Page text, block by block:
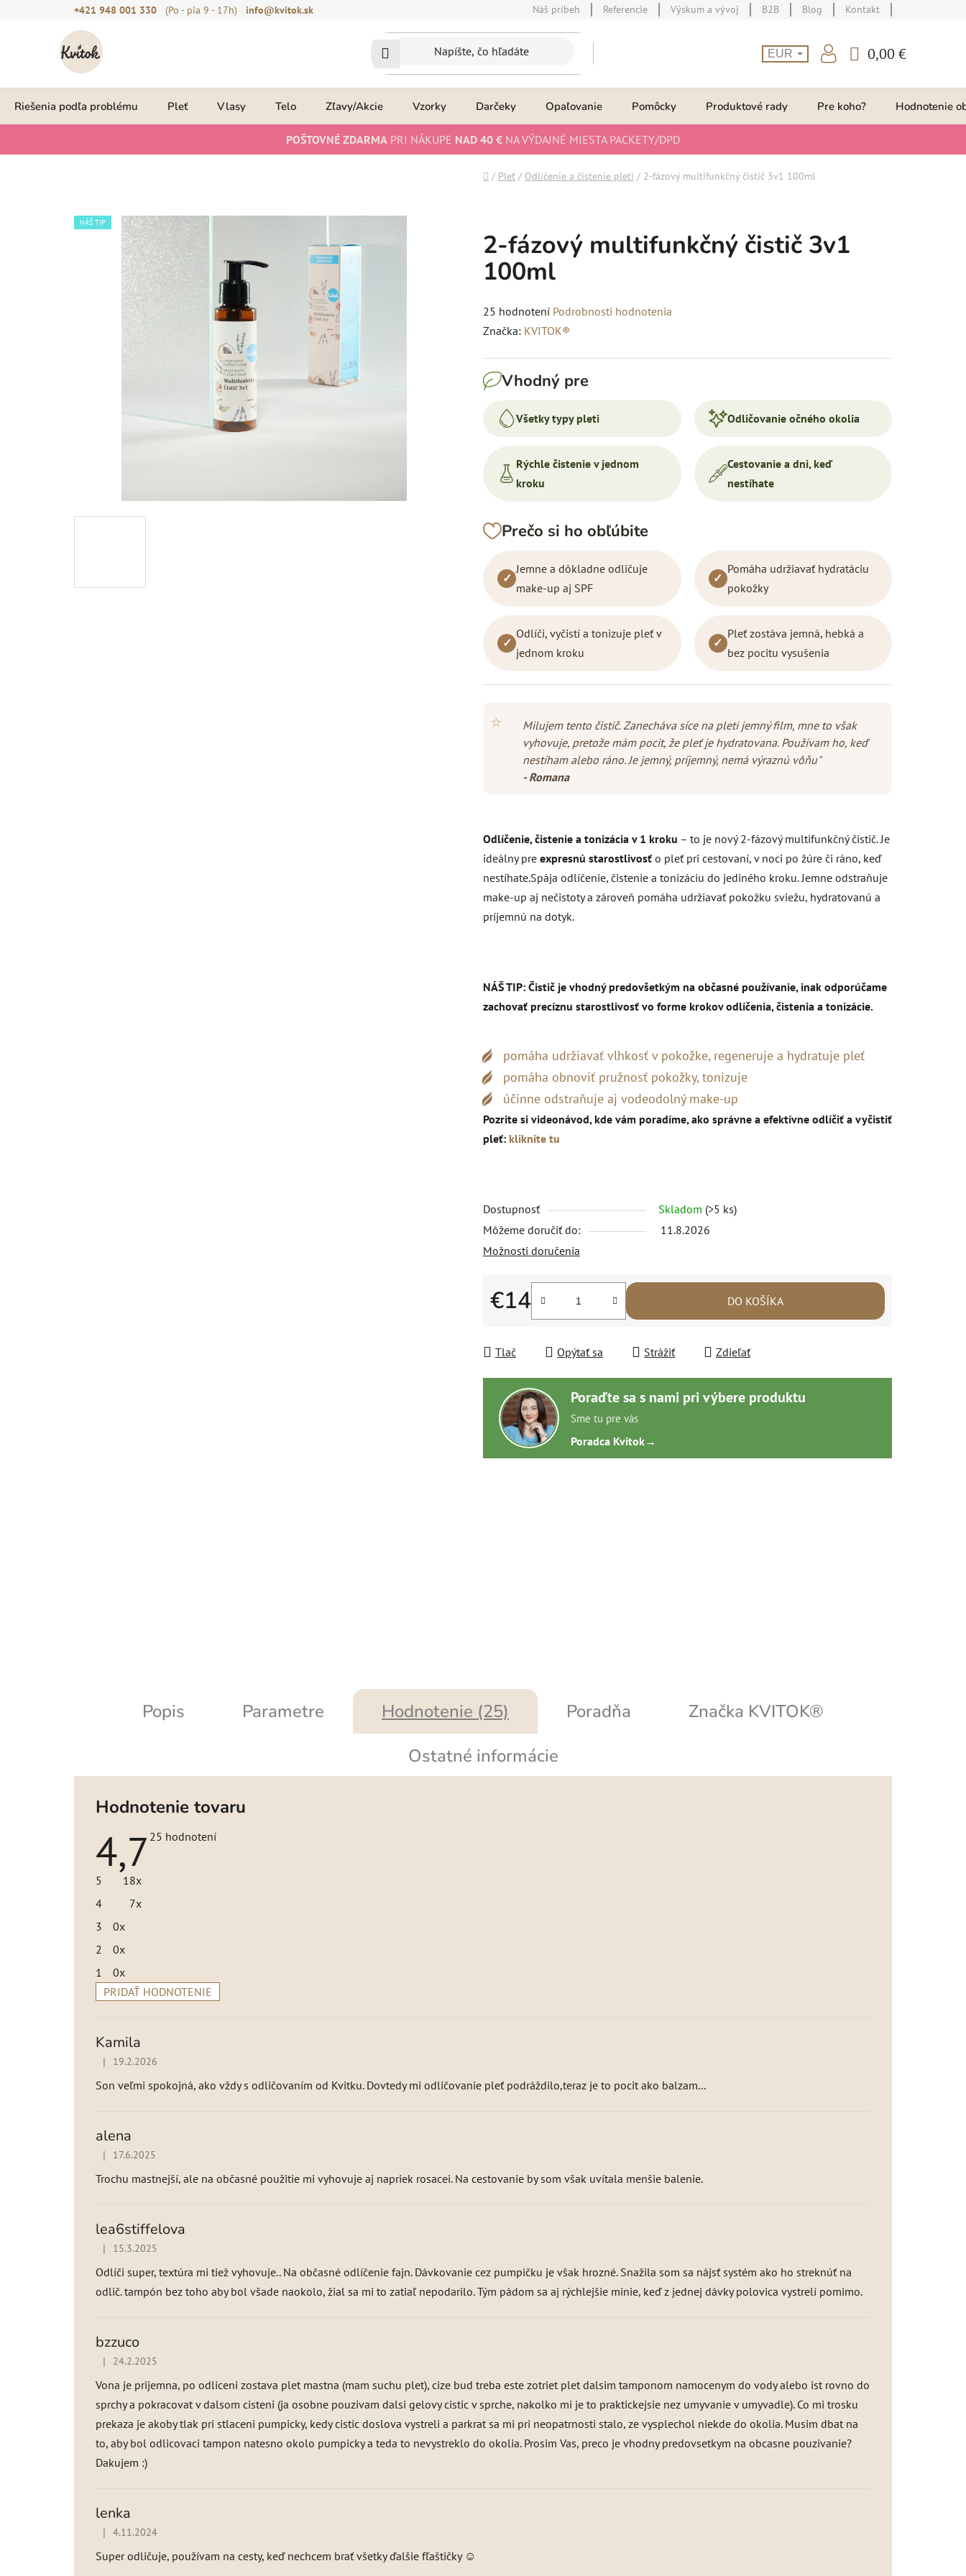
+421 948 001 330 (Po - pia 9 - 17h) info@kvitok.sk Náš príbeh Referencie Výskum a vývoj B2B Blog Kontakt
EUR
KOŠÍK
0,00 €
Riešenia podľa problému Pleť Vlasy Telo Zľavy/Akcie Vzorky Darčeky Opaľovanie Pomôcky Produktové rady Pre koho? Hodnotenie
POŠTOVNÉ ZDARMA PRI NÁKUPE NAD 40 € NA VÝDAJNÉ MIESTA PACKETY/DPD
Domov
/ Pleť / Odlíčenie a čistenie pleti / 2-fázový multifunkčný čistič 3v1 100ml
2-fázový multifunkčný čistič 3v1
100ml
Priemerné
hodnotenie
je
4,7
25 hodnotení Podrobnosti hodnotenia
Značka: KVITOK®
Vhodný pre
Všetky typy pleti Odličovanie očného okolia
Rýchle čistenie v jednom
kroku
Cestovanie a dni, keď
nestíhate
Prečo si ho obľúbite
✓
Jemne a dôkladne odličuje
make-up aj SPF
✓
Pomáha udržiavať hydratáciu
pokožky
✓
Odlíči, vyčistí a tonizuje pleť v
jednom kroku
✓
Pleť zostáva jemná, hebká a
bez pocitu vysušenia
⭐
Milujem tento čistič. Zanecháva síce na pleti jemný film, mne to však
vyhovuje, pretože mám pocit, že pleť je hydratovana. Používam ho, keď
nestíham alebo ráno. Je jemný, príjemný, nemá výraznú vôňu"
- Romana
Odlíčenie, čistenie a tonizácia v 1 kroku – to je nový 2-fázový multifunkčný čistič. Je
ideálny pre expresnú starostlivosť o pleť pri cestovaní, v noci po žúre či ráno, keď
nestíhate.Spája odlíčenie, čistenie a tonizáciu do jediného kroku. Jemne odstraňuje
make-up aj nečistoty a zároveň pomáha udržiavať pokožku sviežu, hydratovanú a
príjemnú na dotyk.
NÁŠ TIP: Čistič je vhodný predovšetkým na občasné používanie, inak odporúčame
zachovať precíznu starostlivosť vo forme krokov odlíčenia, čistenia a tonizácie.
pomáha udržiavať vlhkosť v pokožke, regeneruje a hydratuje pleť
pomáha obnoviť pružnosť pokožky, tonizuje
účinne odstraňuje aj vodeodolný make-up
Pozrite si videonávod, kde vám poradíme, ako správne a efektívne odlíčiť a vyčistiť
pleť: kliknite tu
Dostupnosť Skladom (>5 ks)
Môžeme doručiť do:
11.8.2026
Možnosti doručenia
€14
Jednotková cena:
DO KOŠÍKA
Tlač Opýtať sa Strážiť Zdieľať
Poraďte sa s nami pri výbere produktu
Sme tu pre vás
Poradca Kvitok→
NÁŠ TIP
Popis Parametre Hodnotenie (25) Poradňa Značka KVITOK®
Ostatné informácie
Hodnotenie tovaru
4,7 Priemerné
25 hodnotení
5
18x
4
7x
3
0x
2
0x
1
0x
PRIDAŤ HODNOTENIE
p
h
n
e
Kamila
Hodnotenie produktu je 5 z 5 hviezdičiek.
| 19.2.2026
Son veľmi spokojná, ako vždy s odličovaním od Kvitku. Dovtedy mi odličovanie pleť podráždilo,teraz je to pocit ako balzam...
alena
Hodnotenie produktu je 4 z 5 hviezdičiek.
| 17.6.2025
Trochu mastnejší, ale na občasné použitie mi vyhovuje aj napriek rosacei. Na cestovanie by som však uvítala menšie balenie.
lea6stiffelova
Hodnotenie produktu je 4 z 5 hviezdičiek.
| 15.3.2025
Odlíči super, textúra mi tiež vyhovuje.. Na občasné odlíčenie fajn. Dávkovanie cez pumpičku je však hrozné. Snažila som sa nájsť systém ako ho streknúť na
odlič. tampón bez toho aby bol všade naokolo, žial sa mi to zatiaľ nepodarilo. Tým pádom sa aj rýchlejšie minie, keď z jednej dávky polovica vystrelí pomimo.
bzzuco
Hodnotenie produktu je 5 z 5 hviezdičiek.
| 24.2.2025
Vona je prijemna, po odliceni zostava plet mastna (mam suchu plet), cize bud treba este zotriet plet dalsim tamponom namocenym do vody alebo ist rovno do
sprchy a pokracovat v dalsom cisteni (ja osobne pouzivam dalsi gelovy cistic v sprche, nakolko mi je to praktickejsie nez umyvanie v umyvadle). Co mi trosku
prekaza je akoby tlak pri stlaceni pumpicky, kedy cistic doslova vystreli a parkrat sa mi pri neopatrnosti stalo, ze vysplechol niekde do okolia. Musim dbat na
to, aby bol odlicovaci tampon natesno okolo pumpicky a teda to nevystreklo do okolia. Prosim Vas, preco je vhodny predovsetkym na obcasne pouzivanie?
Dakujem :)
lenka
Hodnotenie produktu je 5 z 5 hviezdičiek.
| 4.11.2024
Super odličuje, používam na cesty, keď nechcem brať všetky ďalšie fľaštičky ☺️